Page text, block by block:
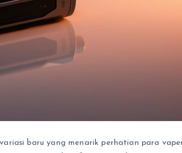
baru yang menarik perhatian para